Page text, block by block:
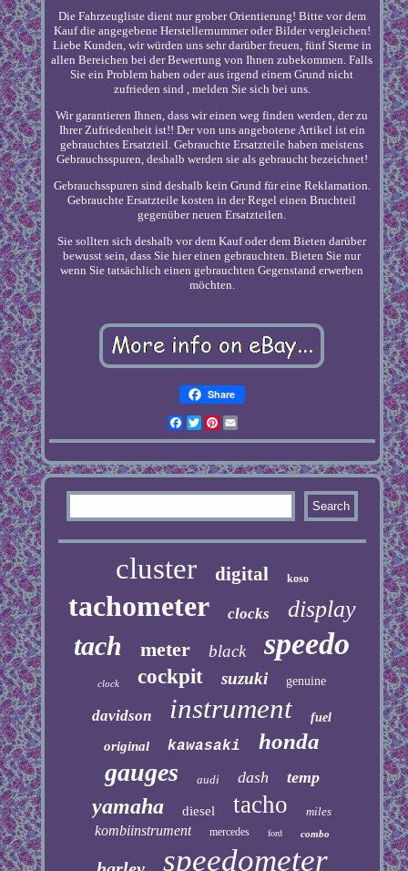
Die Fahrzeugliste dient nur grober Orientierung! Bitte vor dem
Kauf die angegebene Herstellernummer oder Bilder vergleichen!
Liebe Kunden, wir würden uns sehr darüber freuen, fünf Sterne in
allen Bereichen bei der Bewertung von Ihnen zubekommen. Falls
Sie ein Problem haben oder aus irgend einem Grund nicht
zufrieden sind , melden Sie sich bei uns.
Wir garantieren Ihnen, dass wir einen weg finden werden, der zu
Ihrer Zufriedenheit ist!! Der von uns angebotene Artikel ist ein
gebrauchtes Ersatzteil. Gebrauchte Ersatzteile haben meistens
Gebrauchsspuren, deshalb werden sie als gebraucht bezeichnet!
Gebrauchsspuren sind deshalb kein Grund für eine Reklamation.
Gebrauchte Ersatzteile kosten in der Regel einen Bruchteil
gegenüber neuen Ersatzteilen.
Sie sollten sich deshalb vor dem Kauf oder dem Bieten darüber
bewusst sein, dass Sie hier einen gebrauchten. Bieten Sie nur
wenn Sie tatsächlich einen gebrauchten Gegenstand erwerben
möchten.
Share
Facebook
TwitterPinterest
cluster digital koso
tachometer clocks display
tach meter black speedo
clock cockpit suzuki genuine
davidson instrument fuel
original kawasaki honda
gauges audi dash temp
yamaha diesel tacho miles
kombiinstrument mercedes ford combo
speedometer